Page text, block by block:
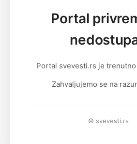
Portal
Portal svevesti.rs je
Zahvaljujemo se na
© svevesti.rs